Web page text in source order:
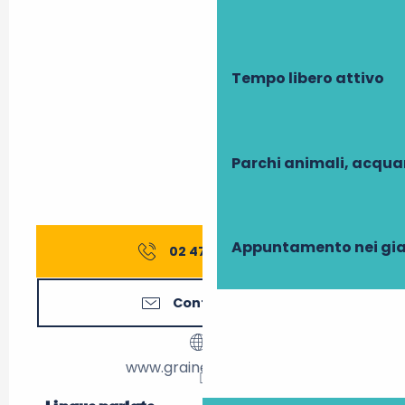
Tempo libero attivo
Parchi animali,
Appuntamento nei
02 47 45 57▒▒
Contattateci
www.grainesdeloire.fr